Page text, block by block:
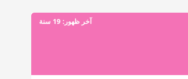
آخر ظهور: 19 سنة